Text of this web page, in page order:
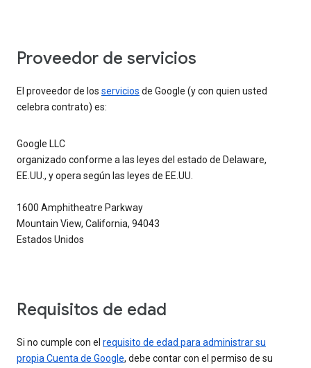
Proveedor de servicios
El proveedor de los servicios de Google (y con quien usted
celebra contrato) es:
Google LLC
organizado conforme a las leyes del estado de Delaware,
EE.UU., y opera según las leyes de EE.UU.
1600 Amphitheatre Parkway
Mountain View, California, 94043
Estados Unidos
Requisitos de edad
Si no cumple con el requisito de edad para administrar su
propia Cuenta de Google, debe contar con el permiso de su